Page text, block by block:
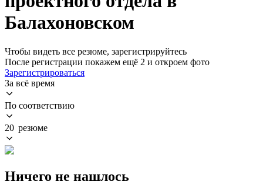
Балахоновском
Чтобы видеть все резюме, зарегистрируйтесь
После регистрации покажем ещё 2 и откроем фото
Зарегистрироваться
За всё время
По соответствию
20 резюме
Ничего не нашлось